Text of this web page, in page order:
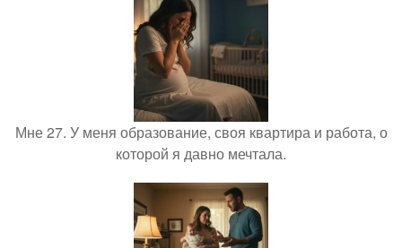
Мне 27. У меня образование, своя квартира и работа, о
которой я давно мечтала.